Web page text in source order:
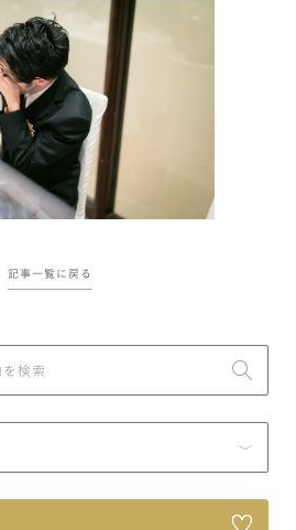
記事一覧に戻る